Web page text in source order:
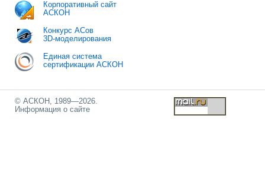
Корпоративный сайт
АСКОН
Конкурс АСов
3D-моделирования
Единая система
сертификации АСКОН
© АСКОН, 1989—2026.
Информация о сайте